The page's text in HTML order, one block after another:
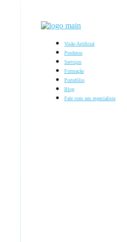
Visão Artificial
Produtos
Serviços
Formação
Portefólio
Blog
Fale com um especialista